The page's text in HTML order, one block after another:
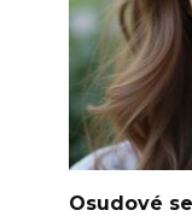
Osudové